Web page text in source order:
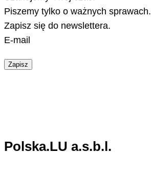
Piszemy tylko o ważnych sprawach.
Zapisz się do newslettera.
E-mail
Zapisz
Polska.LU a.s.b.l.